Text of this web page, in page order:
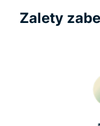
Zalety